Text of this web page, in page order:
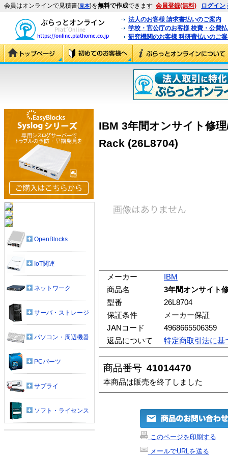
会員はオンラインで見積書(見本)を無料で作成できます 会員登録(無料) ログイン
法人のお客様 請求書払いのご案内
学校・官公庁のお客様 校費・公費
研究機関のお客様 科研費払いのご
IBM 3年間オンサイト修
Rack (26L8704)
メーカー
IBM
商品名
3年間オンサイト
型番
26L8704
保証条件
メーカー保証
JANコード
4968665506359
返品について
特定商取引法に基
商品番号 41014470
本商品は販売を終了しました
このページを印刷する
メールでURLを送る
OpenBlocks
IoT関連
ネットワーク
サーバ・ストレージ
パソコン・周辺機器
PCパーツ
サプライ
ソフト・ライセンス